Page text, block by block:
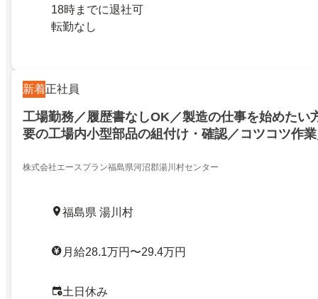
18時までに退社可
転勤なし
新着正社員
工場勤務／履歴書なしOK／製造の仕事を始めたい
要の工場内小型部品の組付け・確認／コツコツ作
コツ作業／27459242
株式会社エースプラン福島県河沼郡湯川村センター
福島県 湯川村
月給28.1万円〜29.4万円
土日休み